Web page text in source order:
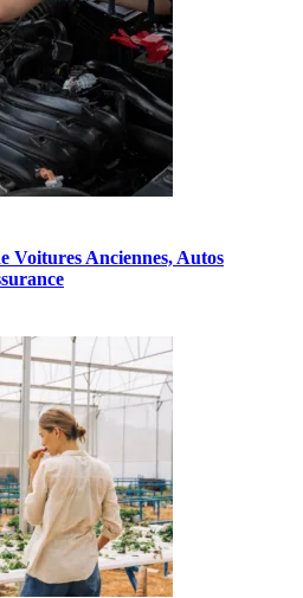
Voitures Anciennes, Autos